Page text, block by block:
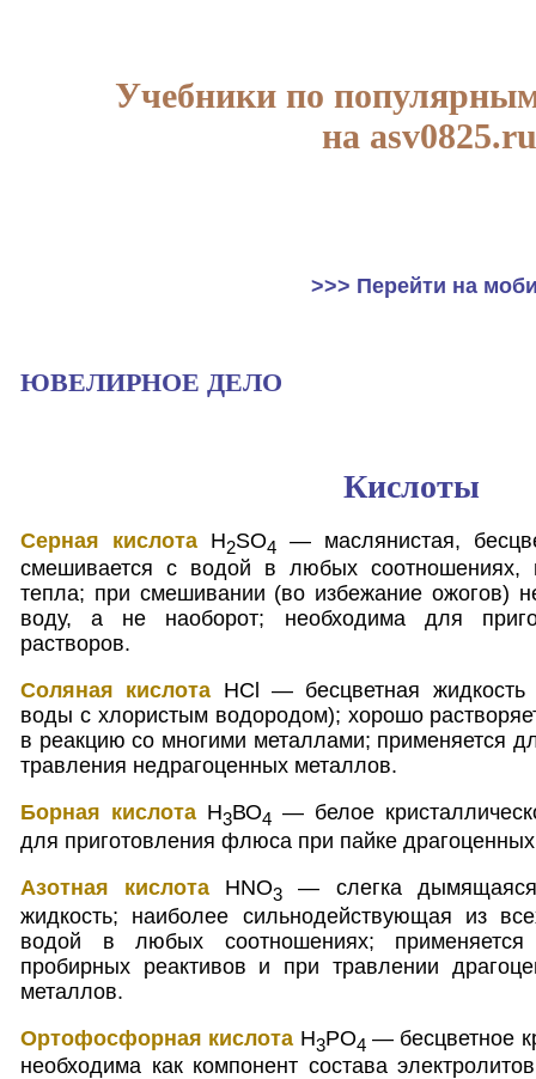
Учебники по
на asv0825.ru
>>> Перейти на
ЮВЕЛИРНОЕ ДЕЛО
Кислоты
Серная кислота H2SO4 — маслянистая,
смешивается с водой в любых соотношениях,
тепла; при смешивании (во избежание ожогов)
воду, а не наоборот; необходима для
растворов.
Соляная кислота НСl — бесцветная жидкость
воды с хлористым водородом); хорошо
в реакцию со многими металлами; применяется
травления недрагоценных металлов.
Борная кислота Н3ВО4 — белое
для приготовления флюса при пайке
Азотная кислота HNO3
— слегка дымящаяся
жидкость; наиболее сильнодействующая из
водой в любых соотношениях; применяется
пробирных реактивов и при травлении
металлов.
Ортофосфорная кислота Н3РО4 — бесцветное
необходима как компонент состава